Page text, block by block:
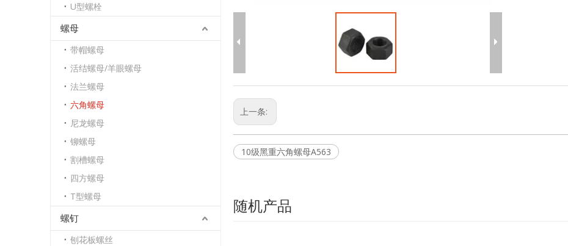
U型螺栓
螺母
带帽螺母
活结螺母/羊眼螺母
法兰螺母
六角螺母
尼龙螺母
铆螺母
割槽螺母
四方螺母
T型螺母
螺钉
刨花板螺丝
上一条:
10级黑重六角螺母A563
随机产品